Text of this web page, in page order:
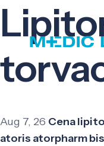
Aug 7, 26 Cena
atoris atorpharm